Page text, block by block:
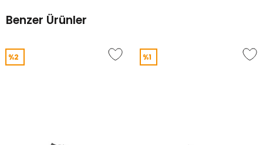
Benzer Ürünler
%2 %1